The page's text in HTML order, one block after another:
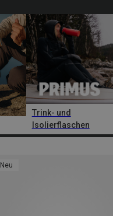
Trink- und
Isolierflaschen
Neu